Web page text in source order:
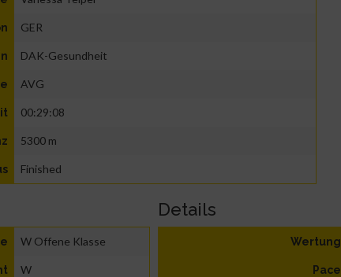
GER
DAK-Gesundheit
AVG
00:29:08
5300 m
Finished
W Offene Klasse
W
Details
Wertung
Pace